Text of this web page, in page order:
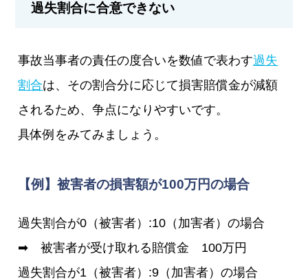
過失割合に合意できない
事故当事者の責任の度合いを数値で表わす過失
割合は、その割合分に応じて損害賠償金が減額
されるため、争点になりやすいです。
具体例をみてみましょう。
【例】被害者の損害額が100万円の場合
過失割合が0（被害者）:10（加害者）の場合
➡ 被害者が受け取れる賠償金 100万円
過失割合が1（被害者）:9（加害者）の場合